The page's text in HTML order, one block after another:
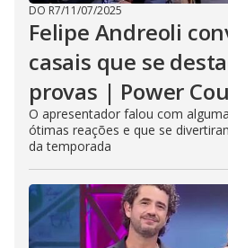
DO R7/11/07/2025
Felipe Andreoli
casais que se
provas | Power
O apresentador falou com
ótimas reações e que se
da temporada